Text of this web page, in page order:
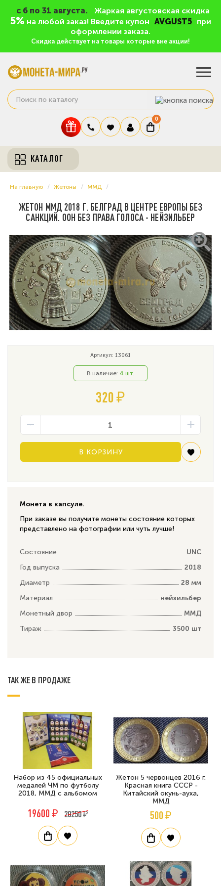
c 6 по 31 августа. Жаркая августовская скидка
5% на любой заказ! Введите купон AVGUST5
при
оформлении заказа.
Скидка действует на товары которые вне акции!
0
КАТАЛОГ
На главную Жетоны ММД
ЖЕТОН ММД 2018 Г. БЕЛГРАД В ЦЕНТРЕ ЕВРОПЫ БЕЗ
САНКЦИЙ. ООН БЕЗ ПРАВА ГОЛОСА - НЕЙЗИЛЬБЕР
Артикул: 13061
В наличие: 4 шт.
320 ₽
В КОРЗИНУ
Монета в капсуле.
При заказе вы получите монеты состояние которых
представлено на фотографии или чуть лучше!
Состояние
UNC
Год выпуска
2018
Диаметр
28 мм
Материал
нейзильбер
Монетный двор
ММД
Тираж
3500 шт
ТАК ЖЕ В ПРОДАЖЕ
Набор из 45 официальных
медалей ЧМ по футболу
2018, ММД с альбомом
19600 ₽ 20250 ₽
Жетон 5 червонцев 2016 г.
Красная книга СССР -
Китайский окунь-ауха,
ММД
500 ₽